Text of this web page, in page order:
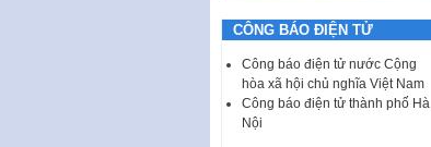
CÔNG BÁO ĐIỆN TỬ
Công báo điện tử nước Cộng
hòa xã hội chủ nghĩa Việt Nam
Công báo điện tử thành phố Hà
Nội